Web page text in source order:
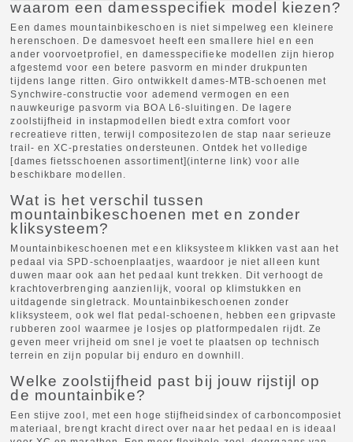
waarom een damesspecifiek model kiezen?
Een dames mountainbikeschoen is niet simpelweg een kleinere
herenschoen. De damesvoet heeft een smallere hiel en een
ander voorvoetprofiel, en damesspecifieke modellen zijn hierop
afgestemd voor een betere pasvorm en minder drukpunten
tijdens lange ritten. Giro ontwikkelt dames-MTB-schoenen met
Synchwire-constructie voor ademend vermogen en een
nauwkeurige pasvorm via BOA L6-sluitingen. De lagere
zoolstijfheid in instapmodellen biedt extra comfort voor
recreatieve ritten, terwijl compositezolen de stap naar serieuze
trail- en XC-prestaties ondersteunen. Ontdek het volledige
[dames fietsschoenen assortiment](interne link) voor alle
beschikbare modellen.
Wat is het verschil tussen
mountainbikeschoenen met en zonder
kliksysteem?
Mountainbikeschoenen met een kliksysteem klikken vast aan het
pedaal via SPD-schoenplaatjes, waardoor je niet alleen kunt
duwen maar ook aan het pedaal kunt trekken. Dit verhoogt de
krachtoverbrenging aanzienlijk, vooral op klimstukken en
uitdagende singletrack. Mountainbikeschoenen zonder
kliksysteem, ook wel flat pedal-schoenen, hebben een gripvaste
rubberen zool waarmee je losjes op platformpedalen rijdt. Ze
geven meer vrijheid om snel je voet te plaatsen op technisch
terrein en zijn popular bij enduro en downhill.
Welke zoolstijfheid past bij jouw rijstijl op
de mountainbike?
Een stijve zool, met een hoge stijfheidsindex of carboncomposiet
materiaal, brengt kracht direct over naar het pedaal en is ideaal